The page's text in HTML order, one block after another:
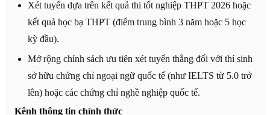
Xét tuyển dựa trên kết quả thi tốt nghiệp THPT 2026 hoặc
kết quả học bạ THPT (điểm trung bình 3 năm hoặc 5 học
kỳ đầu).
Mở rộng chính sách ưu tiên xét tuyển thẳng đối với thí sinh
sở hữu chứng chỉ ngoại ngữ quốc tế (như IELTS từ 5.0 trở
lên) hoặc các chứng chỉ nghề nghiệp quốc tế.
Kênh thông tin chính thức